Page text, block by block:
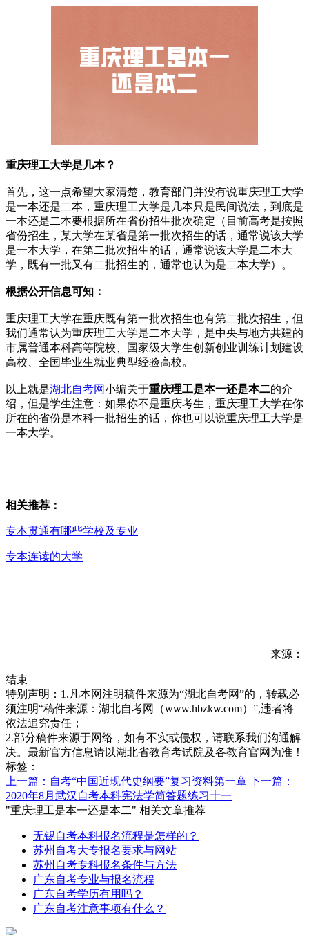
重庆理工大学是几本？
首先，这一点希望大家清楚，教育部门并没有说重庆理工大学
是一本还是二本，重庆理工大学是几本只是民间说法，到底是
一本还是二本要根据所在省份招生批次确定（目前高考是按照
省份招生，某大学在某省是第一批次招生的话，通常说该大学
是一本大学，在第二批次招生的话，通常说该大学是二本大
学，既有一批又有二批招生的，通常也认为是二本大学）。
根据公开信息可知：
重庆理工大学在重庆既有第一批次招生也有第二批次招生，但
我们通常认为重庆理工大学是二本大学，是中央与地方共建的
市属普通本科高等院校、国家级大学生创新创业训练计划建设
高校、全国毕业生就业典型经验高校。
以上就是湖北自考网小编关于重庆理工是本一还是本二的介
绍，但是学生注意：如果你不是重庆考生，重庆理工大学在你
所在的省份是本科一批招生的话，你也可以说重庆理工大学是
一本大学。
相关推荐：
专本贯通有哪些学校及专业
专本连读的大学
来源：
结束
特别声明：1.凡本网注明稿件来源为“湖北自考网”的，转载必
须注明“稿件来源：湖北自考网（www.hbzkw.com）”,违者将
依法追究责任；
2.部分稿件来源于网络，如有不实或侵权，请联系我们沟通解
决。最新官方信息请以湖北省教育考试院及各教育官网为准！
标签：
上一篇：自考“中国近现代史纲要”复习资料第一章 下一篇：
2020年8月武汉自考本科宪法学简答题练习十一
"重庆理工是本一还是本二" 相关文章推荐
无锡自考本科报名流程是怎样的？
苏州自考大专报名要求与网站
苏州自考专科报名条件与方法
广东自考专业与报名流程
广东自考学历有用吗？
广东自考注意事项有什么？